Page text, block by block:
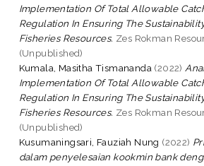
Implementation Of Total Allowable
Regulation In Ensuring The
Fisheries Resources. Zes Rokman
(Unpublished)
Kumala, Masitha Tismananda (2022)
Implementation Of Total Allowable
Regulation In Ensuring The
Fisheries Resources. Zes Rokman
(Unpublished)
Kusumaningsari, Fauziah Nung (2022)
dalam penyelesaian kookmin bank